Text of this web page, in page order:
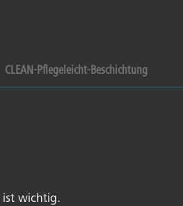
CLEAN-Pflegeleicht-Beschichtung
ist wichtig.